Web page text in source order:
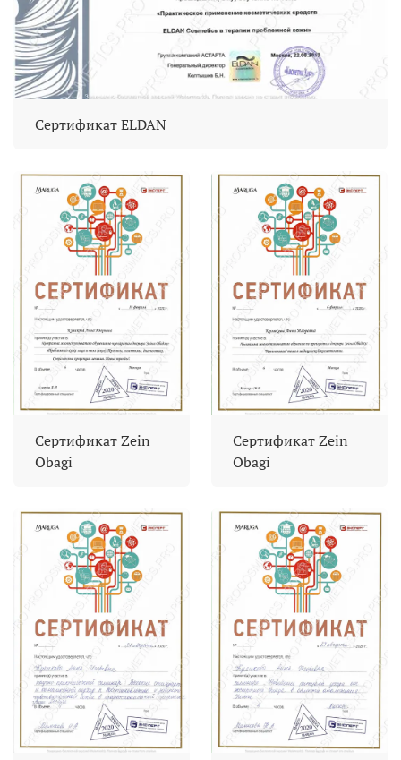
Сертификат ELDAN
Сертификат Zein
Obagi
Сертификат Zein
Obagi